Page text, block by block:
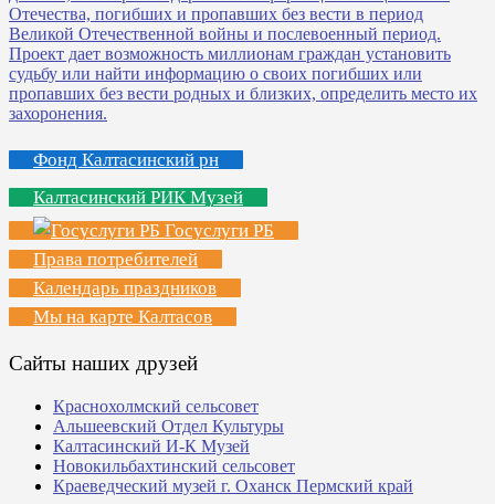
Фонд Калтасинский рн
Калтасинский РИК Музей
Госуслуги РБ
Права потребителей
Календарь праздников
Мы на карте Калтасов
Сайты наших друзей
Краснохолмский сельсовет
Альшеевский Отдел Культуры
Калтасинский И-К Музей
Новокильбахтинский сельсовет
Краеведческий музей г. Оханск Пермский край